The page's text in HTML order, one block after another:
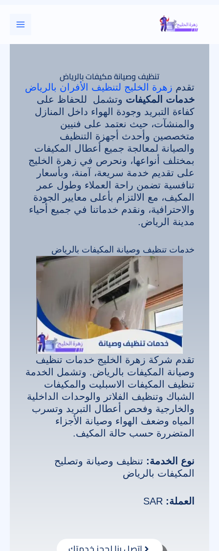
المحتوى
خدمات المكيفات
تنظيف وصيانة مكيفات بالرياض
تقدم زهرة الخليج لتنظيف الأفران بالرياض
خدمات المكيفات وتشمل للحفاظ على
كفاءة التبريد وجودة الهواء داخل المنازل
والمنشآت، حيث نعتمد على فنيين
متخصصين وأحدث أجهزة التنظيف
والصيانة لمعالجة جميع أعطال المكيفات
بمختلف أنواعها، ونحرص في زهرة الخليج
على تقديم خدمة سريعة، آمنة، وبأسعار
تنافسية تضمن راحة العملاء وطول عمر
المكيف، مع الالتزام بأعلى معايير الجودة
والاحترافية، ونقدم خدماتنا في جميع أحياء
مدينة الرياض.
خدمات تنظيف وصيانة المكيفات بالرياض
تقدم شركة زهرة الخليج خدمات تنظيف
وصيانة المكيفات بالرياض. وتشمل الخدمة
تنظيف المكيفات الاسبليت والمكيفات
الشباك وتنظيف الفلاتر والوحدات الداخلية
والخارجية وفحص أعطال التبريد وتسرب
المياه وضعف الهواء وصيانة الأجزاء
المتضررة حسب حالة المكيف.
نوع الخدمة: تنظيف وصيانة وتصليح
المكيفات بالرياض
العملة: SAR